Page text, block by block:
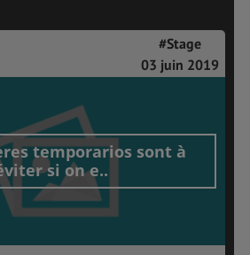
#Stage
03 juin 2019
temporarios sont à
si on e..